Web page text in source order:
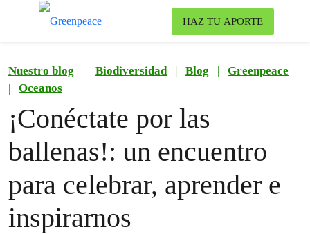
HAZ TU APORTE
Nuestro blog Biodiversidad | Blog |
Greenpeace
|
Oceanos
¡Conéctate por las
ballenas!: un encuentro
para celebrar, aprender e
inspirarnos